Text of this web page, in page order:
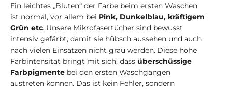
Ein leichtes „Bluten“ der Farbe beim ersten Waschen
ist normal, vor allem bei Pink, Dunkelblau, kräftigem
Grün etc. Unsere Mikrofasertücher sind bewusst
intensiv gefärbt, damit sie hübsch aussehen und auch
nach vielen Einsätzen nicht grau werden. Diese hohe
Farbintensität bringt mit sich, dass überschüssige
Farbpigmente bei den ersten Waschgängen
austreten können. Das ist kein Fehler, sondern